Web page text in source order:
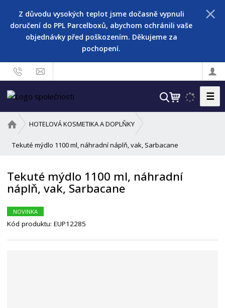
Z důvodu vysokých teplot jsme dočasně vypnuli
doručení do PPL Parcelboxů, abychom ochránili vaše
objednávky před poškozením. Děkujeme za
pochopení.
V
e
a
t
☰
v
o
í
s
r
a
HOTELOVÁ KOSMETIKA A DOPLŇKY
Tekuté mýdlo 1100 ml, náhradní náplň, vak, Sarbacane
Tekuté mýdlo 1100 ml, náhradní
náplň, vak, Sarbacane
NOVINKA
Kód produktu:EUP12285